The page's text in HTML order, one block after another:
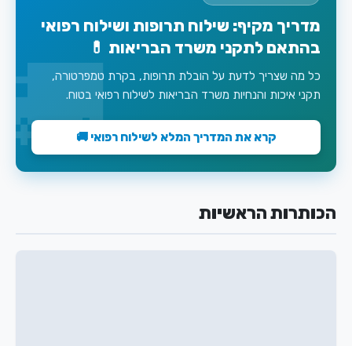
מדריך מקיף: שילוח תרופות ושילוח רפואי
בהתאם לתקני משרד הבריאות 💊
כל מה שצריך לדעת על הובלת תרופות, בקרת טמפרטורה,
תקני איכות והנחיות משרד הבריאות לשילוח רפואי בטוח.
קרא את המדריך המלא לשילוח רפואי 🚚
הכותרות הראשיות